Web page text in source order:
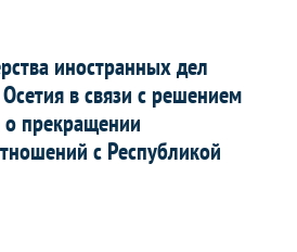
иностранных дел
в связи с решением
прекращении
с Республикой